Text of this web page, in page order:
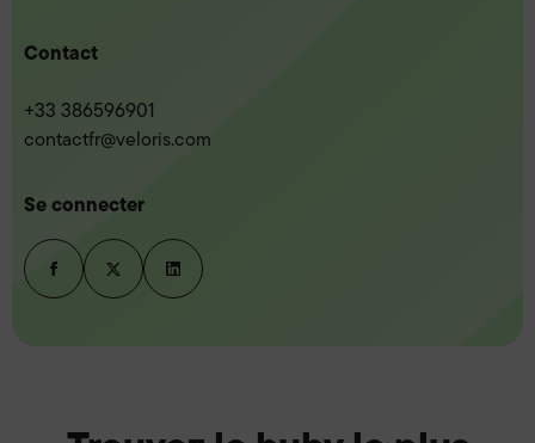
Contact
+33 386596901
contactfr@veloris.com
Se connecter